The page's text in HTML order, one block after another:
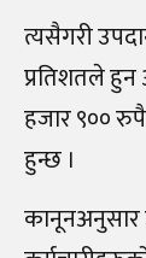
त्यसैगरी
प्रतिशतले
हजार ९००
हुन्छ ।
कानूनअनुसार